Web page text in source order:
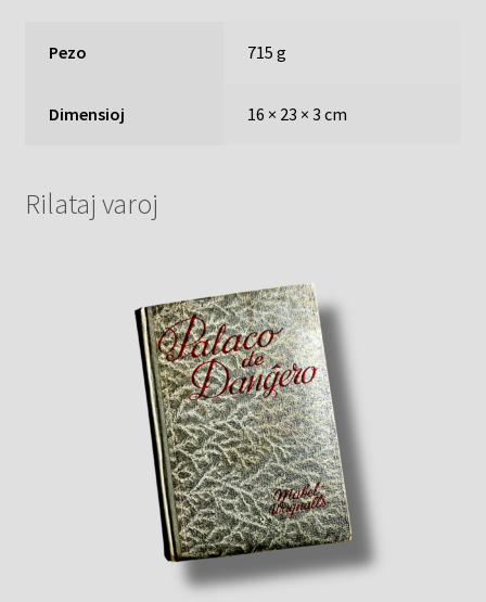
Pezo 715 g
Dimensioj 16 × 23 × 3 cm
Rilataj varoj